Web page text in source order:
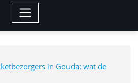
in Gouda: wat de